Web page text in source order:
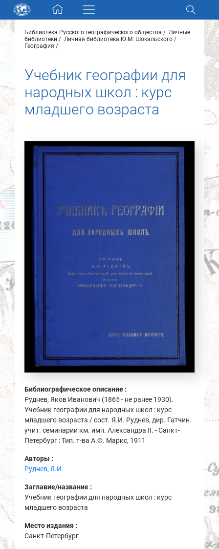
Skip navigation
Разделы и коллекции
Новости
О нас
Контакты
Партнеры
Библиотека Русского географического общества
Личные
библиотеки
Личная библиотека Ю.М. Шокальского
География
Учебник географии для
народных школ : курс
младшего возраста
Библиографическое описание :
Руднев, Яков Иванович (1865 - не ранее 1930).
Учебник географии для народных школ : курс
младшего возраста / сост. Я.И. Руднев, дир. Гатчин.
учит. семинарии км. имп. Александра II. - Санкт-
Петербург : Тип. т-ва А.Ф. Маркс, 1911
Авторы :
Руднев, Я.И.
Заглавие/название :
Учебник географии для народных школ : курс
младшего возраста
Место издания :
Санкт-Петербург